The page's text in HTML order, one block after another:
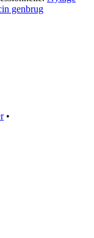
genbrug
•